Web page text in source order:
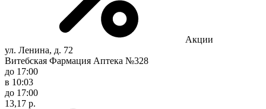
Акции
ул. Ленина, д. 72
Витебская Фармация Аптека №328
до 17:00
в 10:03
до 17:00
13,17 р.